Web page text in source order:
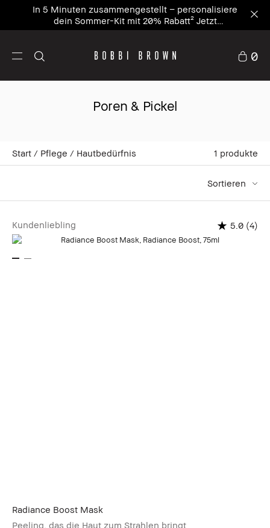
In 5 Minuten zusammengestellt – personalisiere
dein Sommer-Kit mit 20% Rabatt² Jetzt
personalisieren
0
Poren & Pickel
Start Pflege Hautbedürfnis 1 produkte
Sortieren
Kundenliebling
Radiance Boost Mask
Peeling, das die Haut zum Strahlen bringt
5.0 (4)